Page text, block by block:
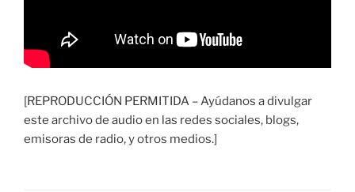
[REPRODUCCIÓN PERMITIDA – Ayúdanos a divulgar
este archivo de audio en las redes sociales, blogs,
emisoras de radio, y otros medios.]